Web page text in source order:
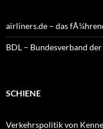
airliners.de – das
BDL – Bundesverband
SCHIENE
Verkehrspolitik von